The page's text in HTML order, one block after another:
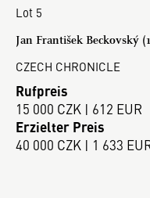
Lot 5
Jan František Beckovský
CZECH CHRONICLE
Rufpreis
15 000 CZK | 612 EUR
Erzielter Preis
40 000 CZK | 1 633